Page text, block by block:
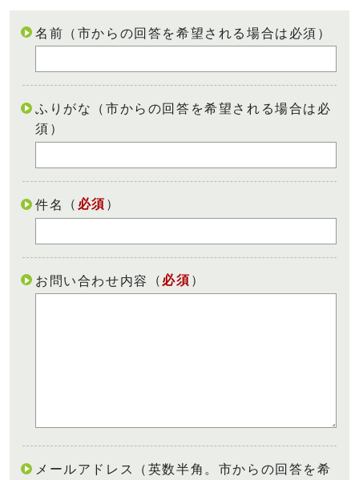
名前（市からの回答を希望される場合は必須）
ふりがな（市からの回答を希望される場合は必
須）
件名 （ 必須 ）
お問い合わせ内容 （ 必須 ）
メールアドレス（英数半角。市からの回答を希